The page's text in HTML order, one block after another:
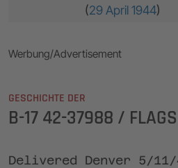
(29 April 1944)
Werbung/Advertisement
GESCHICHTE DER
B-17 42-37988 /
Delivered Denver 5/11/